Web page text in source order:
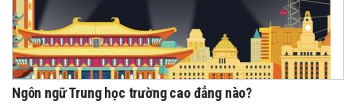
Ngôn ngữ Trung học trường cao đẳng nào?